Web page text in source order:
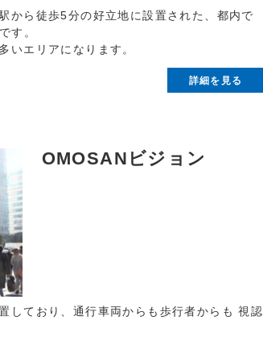
から徒歩5分の好立地に設置された、都内で
す。
いエリアになります。
詳細を見る
OMOSANビジョン
しており、通行車両からも歩行者からも 視認